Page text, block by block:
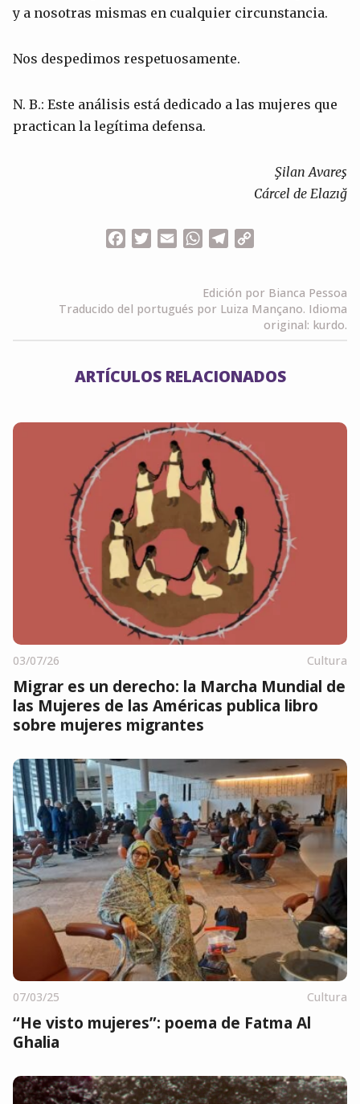
y a nosotras mismas en cualquier circunstancia.
Nos despedimos respetuosamente.
N. B.: Este análisis está dedicado a las mujeres que
practican la legítima defensa.
Şilan Avareş
Cárcel de Elazığ
FacebookTwitterEmailWhatsApp
Telegram
Edición por Bianca Pessoa
Traducido del portugués por Luiza Mançano. Idioma
original: kurdo.
ARTÍCULOS RELACIONADOS
03/07/26 Cultura
Migrar es un derecho: la Marcha Mundial de
las Mujeres de las Américas publica libro
sobre mujeres migrantes
07/03/25 Cultura
“He visto mujeres”: poema de Fatma Al
Ghalia